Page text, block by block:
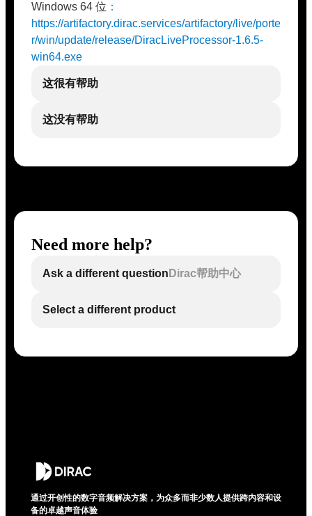
Windows 64 位 ：
https://artifactory.dirac.services/artifactory/live/porte
r/win/update/release/DiracLiveProcessor-1.6.5-
win64.exe
这很有帮助
这没有帮助
Need more help?
Ask a different question Dirac帮助中心
Select a different product
通过开创性的数字音频解决方案，为众多而非少数人提供跨内容和设
备的卓越声音体验